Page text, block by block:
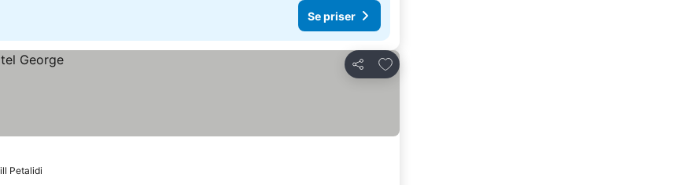
Se priser
Dela
Lägg till i Mina Favoriter
Petalidi